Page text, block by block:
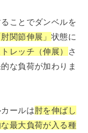
ことでダンベルを
肘関節伸展」 状態に
トレッチ（伸展）
さ
な負荷が加わりま
ールは肘を伸ばし
最大負荷が入る種